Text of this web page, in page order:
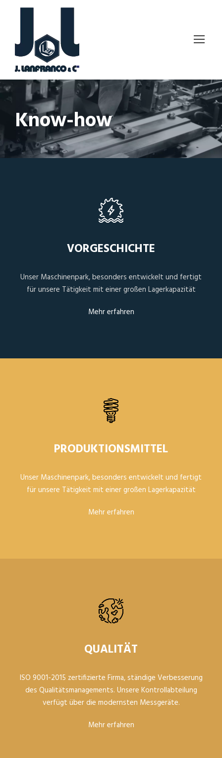
Know-how
VORGESCHICHTE
Unser Maschinenpark, besonders entwickelt und fertigt
für unsere Tätigkeit mit einer großen Lagerkapazität
Mehr erfahren
PRODUKTIONSMITTEL
Unser Maschinenpark, besonders entwickelt und fertigt
für unsere Tätigkeit mit einer großen Lagerkapazität
Mehr erfahren
QUALITÄT
ISO 9001-2015 zertifizierte Firma, ständige Verbesserung
des Qualitätsmanagements. Unsere Kontrollabteilung
verfügt über die modernsten Messgeräte.
Mehr erfahren